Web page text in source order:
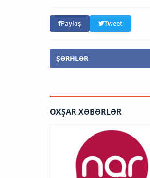
Paylaş Tweet
ŞƏRHLƏR
OXŞAR XƏBƏRLƏR